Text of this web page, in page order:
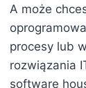
A może
procesy lub
rozwiązania
software